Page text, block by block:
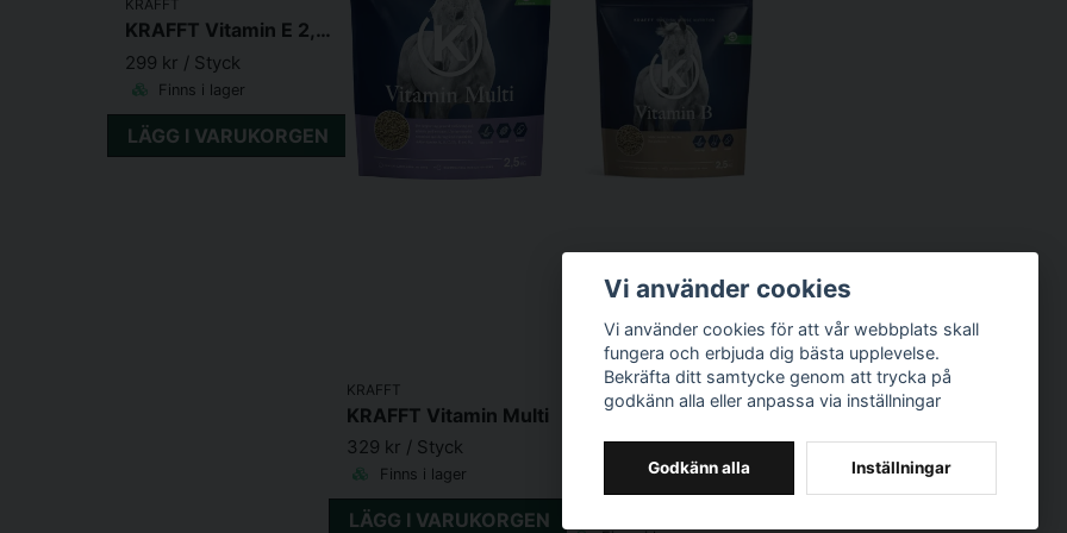
KRAFFT
KRAFFT Vitamin E 2,5kg
299 kr / Styck
Finns i lager
LÄGG I VARUKORGEN
KRAFFT
KRAFFT Vitamin Multi
329 kr / Styck
Finns i lager
LÄGG I VARUKORGEN
KRAFFT Vitamin B
Vi använder cookies
Vi använder cookies för att vår webbplats skall
fungera och erbjuda dig bästa upplevelse.
Bekräfta ditt samtycke genom att trycka på
godkänn alla eller anpassa via inställningar
Godkänn alla Inställningar